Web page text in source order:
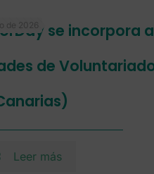
de 2026
se incorpora
de
Leer más